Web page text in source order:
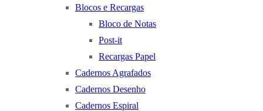
Blocos e Recargas
Bloco de Notas
Post-it
Recargas Papel
Cadernos Agrafados
Cadernos Desenho
Cadernos Espiral